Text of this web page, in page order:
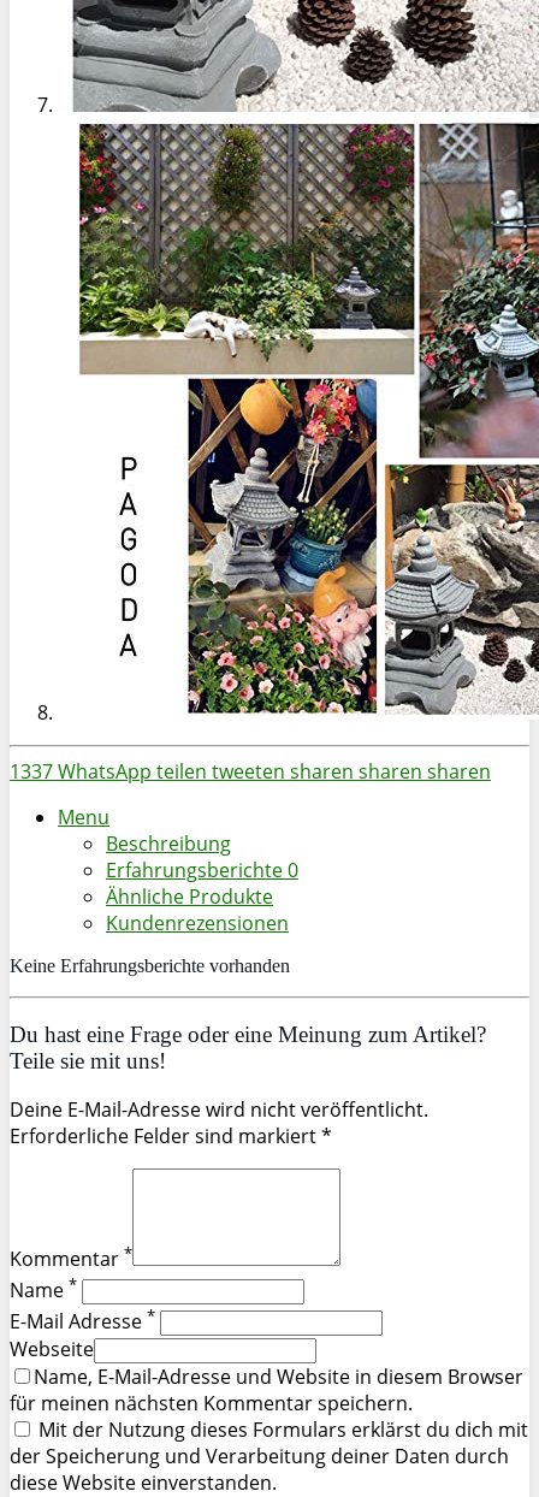
1337WhatsApp teilen tweeten sharen sharen sharen
Menu
Beschreibung
Erfahrungsberichte0
Ähnliche Produkte
Kundenrezensionen
Keine Erfahrungsberichte vorhanden
Du hast eine Frage oder eine Meinung zum Artikel?
Teile sie mit uns!
Deine E-Mail-Adresse wird nicht veröffentlicht.
Erforderliche Felder sind markiert *
Kommentar *
Name *
E-Mail Adresse *
Webseite
Name, E-Mail-Adresse und Website in diesem Browser
für meinen nächsten Kommentar speichern.
Mit der Nutzung dieses Formulars erklärst du dich mit
der Speicherung und Verarbeitung deiner Daten durch
diese Website einverstanden.